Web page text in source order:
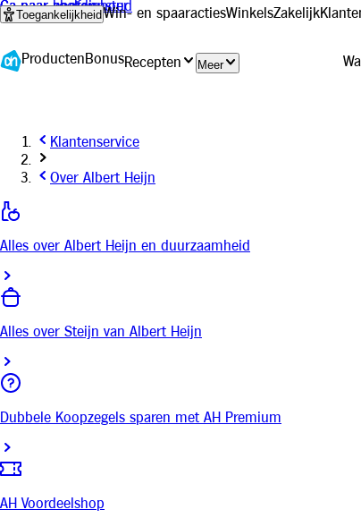
Ga naar hoofdinhoud
Ga naar zoeken
Ga naar chat venster
ToegankelijkheidWin- en spaaractiesWinkelsZakelijk
Producten BonusRecepten Meer
Klantenservice
Over Albert Heijn
Alles over Albert Heijn en duurzaamheid
Alles over Steijn van Albert Heijn
Dubbele Koopzegels sparen met AH Premium
AH Voordeelshop